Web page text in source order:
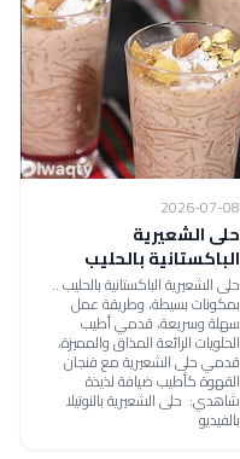
2026-07-08
حلى الشعيرية
الباكستانية بالحليب
حلى الشعيرية الباكستانية بالحليب ..
بمكونات بسيطة، وطريقة عمل
سهلة وسريعة، قدمي أطيب
الحلويات الرائعة المذاق والمميزة،
قدمي حلى الشعيرية مع فنجان
القهوة كأطيب ضيافة لذيذة
شاهدي: حلى الشعيرية بالنوتيلا
بالفيديو